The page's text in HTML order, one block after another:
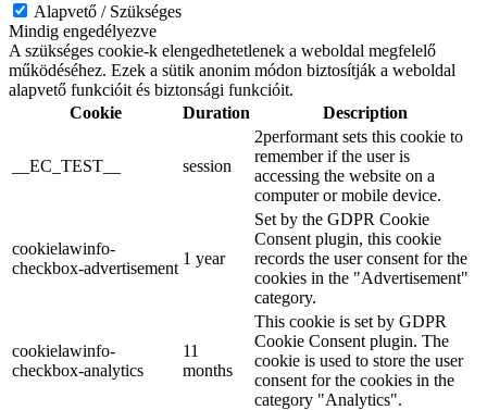
Alapvető / Szükséges
Mindig engedélyezve
A szükséges cookie-k elengedhetetlenek a weboldal megfelelő
működéséhez. Ezek a sütik anonim módon biztosítják a weboldal
alapvető funkcióit és biztonsági funkcióit.
Cookie
Duration Description
__EC_TEST__ session
2performant sets this cookie to
remember if the user is
accessing the website on a
computer or mobile device.
cookielawinfo-
checkbox-advertisement
1 year
Set by the GDPR Cookie
Consent plugin, this cookie
records the user consent for the
cookies in the "Advertisement"
category.
cookielawinfo-
checkbox-analytics
11
months
This cookie is set by GDPR
Cookie Consent plugin. The
cookie is used to store the user
consent for the cookies in the
category "Analytics".